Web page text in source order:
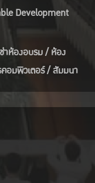
Development
ช่าห้องอบรม / ห้อง
อมพิวเตอร์ / สัมมนา